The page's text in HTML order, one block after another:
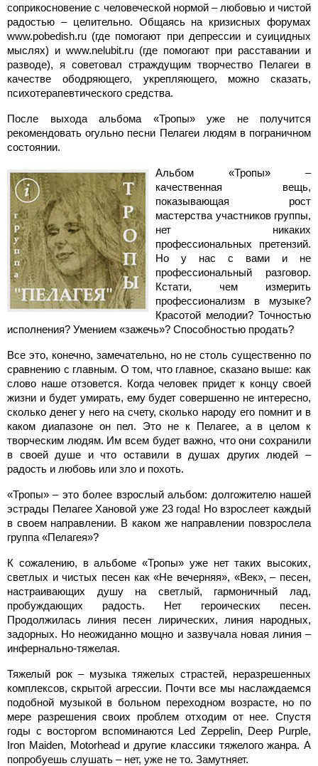
соприкосновение с человеческой нормой – любовью и чистой
радостью – целительно. Общаясь на кризисных форумах
www.pobedish.ru (где помогают при депрессии и суицидных
мыслях) и www.nelubit.ru (где помогают при расставании и
разводе), я советовал страждущим творчество Пелагеи в
качестве ободряющего, укрепляющего, можно сказать,
психотерапевтического средства.
После выхода альбома «Тропы» уже не получится
рекомендовать огульно песни Пелагеи людям в пограничном
состоянии.
Альбом «Тропы» –
качественная вещь,
показывающая рост
мастерства участников группы,
нет никаких
профессиональных претензий.
Но у нас с вами и не
профессиональный разговор.
Кстати, чем измерить
профессионализм в музыке?
Красотой мелодии? Точностью
исполнения? Умением «зажечь»? Способностью продать?
Все это, конечно, замечательно, но не столь существенно по
сравнению с главным. О том, что главное, сказано выше: как
слово наше отзовется. Когда человек придет к концу своей
жизни и будет умирать, ему будет совершенно не интересно,
сколько денег у него на счету, сколько народу его помнит и в
каком диапазоне он пел. Это не к Пелагее, а в целом к
творческим людям. Им всем будет важно, что они сохранили
в своей душе и что оставили в душах других людей –
радость и любовь или зло и похоть.
«Тропы» – это более взрослый альбом: долгожителю нашей
эстрады Пелагее Хановой уже 23 года! Но взрослеет каждый
в своем направлении. В каком же направлении повзрослела
группа «Пелагея»?
К сожалению, в альбоме «Тропы» уже нет таких высоких,
светлых и чистых песен как «Не вечерняя», «Век», – песен,
настраивающих душу на светлый, гармоничный лад,
пробуждающих радость. Нет героических песен.
Продолжилась линия песен лирических, линия народных,
задорных. Но неожиданно мощно и зазвучала новая линия –
инфернально-тяжелая.
Тяжелый рок – музыка тяжелых страстей, неразрешенных
комплексов, скрытой агрессии. Почти все мы наслаждаемся
подобной музыкой в больном переходном возрасте, но по
мере разрешения своих проблем отходим от нее. Спустя
годы с восторгом вспоминаются Led Zeppelin, Deep Purple,
Iron Maiden, Motorhead и другие классики тяжелого жанра. А
попробуешь слушать – нет, уже не то. Замутняет.